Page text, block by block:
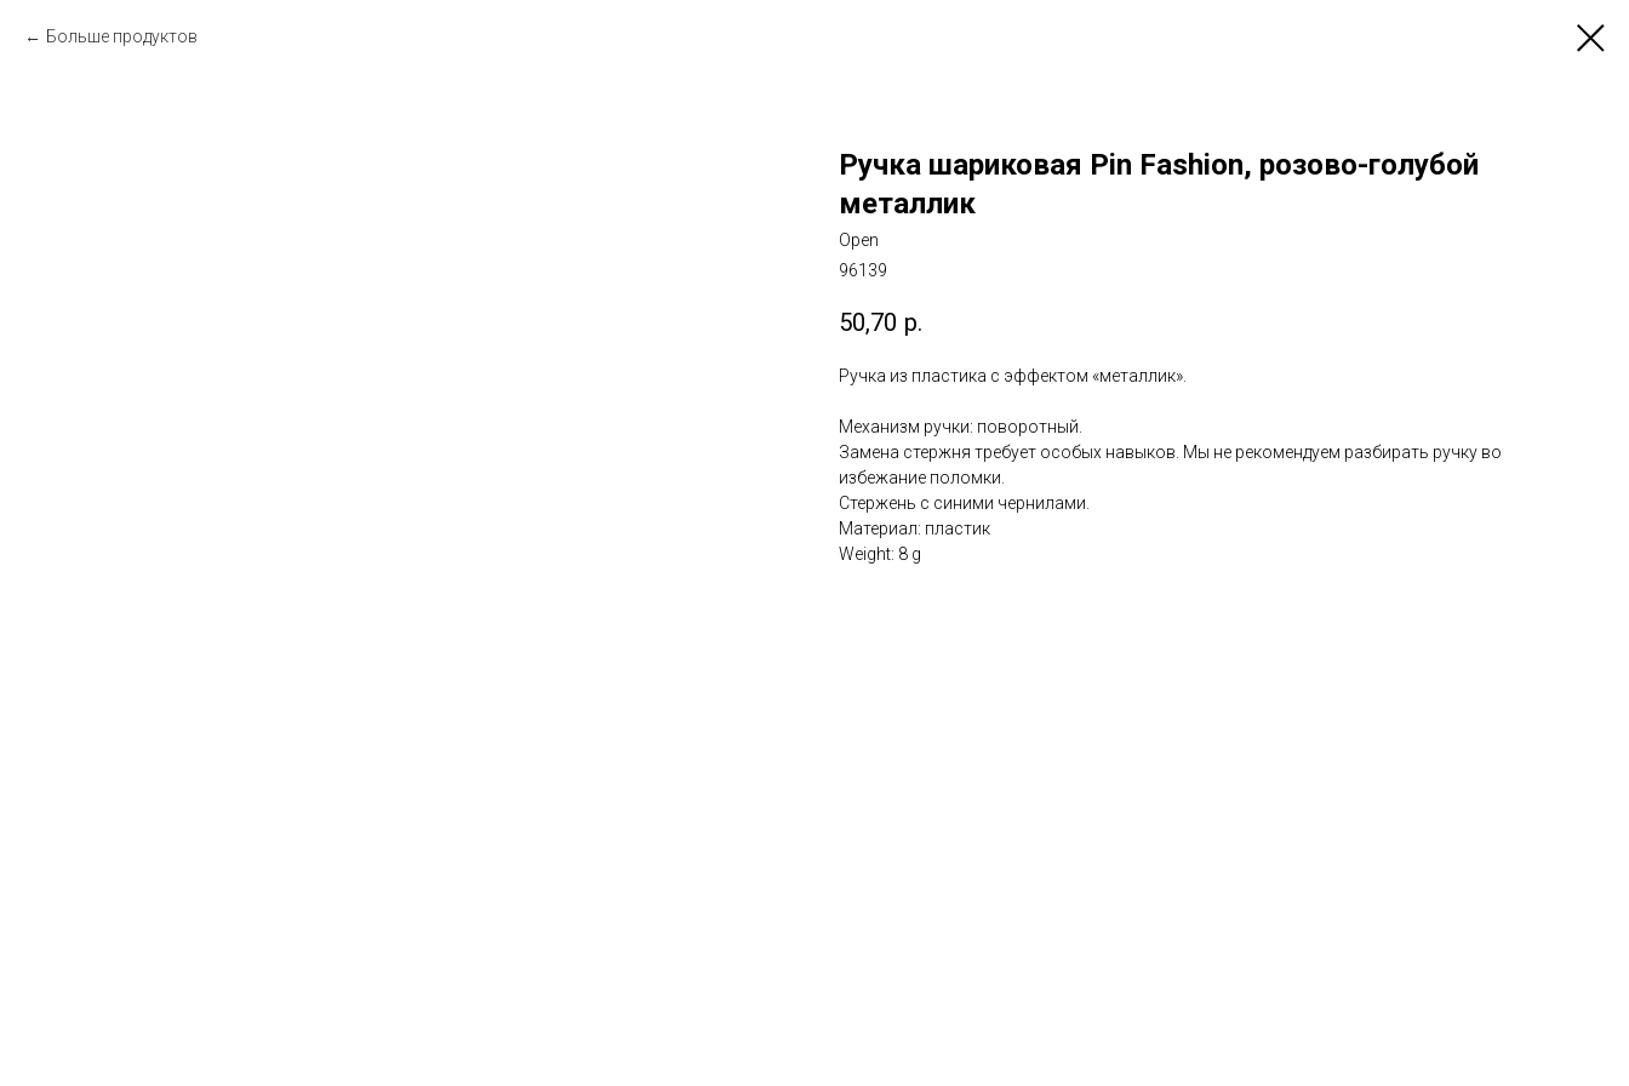
Больше продуктов
Ручка шариковая Pin Fashion, розово-голубой
металлик
Open
96139
50,70 р.
Ручка из пластика с эффектом «металлик».
Механизм ручки: поворотный.
Замена стержня требует особых навыков. Мы не рекомендуем разбирать ручку во
избежание поломки.
Стержень с синими чернилами.
Материал: пластик
Weight: 8 g